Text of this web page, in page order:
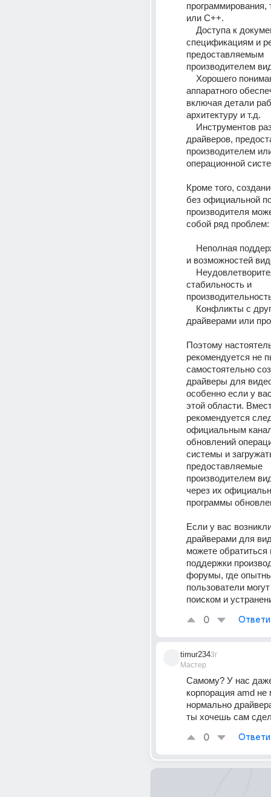
программирования,
или C++.
спецификациям и
предоставляемым
производителем
аппаратного
включая детали
архитектуру и т.д.
драйверов,
производителем
операционной
Кроме того,
без официальной
производителя
собой ряд проблем:
и возможностей
стабильность и
драйверами или
Поэтому
рекомендуется не
самостоятельно
драйверы для
особенно если у
этой области.
рекомендуется
официальным
обновлений
системы и
предоставляемые
производителем
через их
программы
Если у вас
драйверами для
можете
поддержки
форумы, где
пользователи
поиском и
0
timur234
Мастер
3г
Самому? У нас
корпорация amd не
нормально
ты хочешь сам
0